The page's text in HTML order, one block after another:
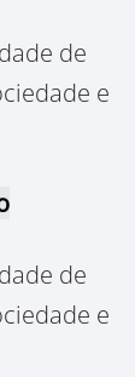
de
e
de
e